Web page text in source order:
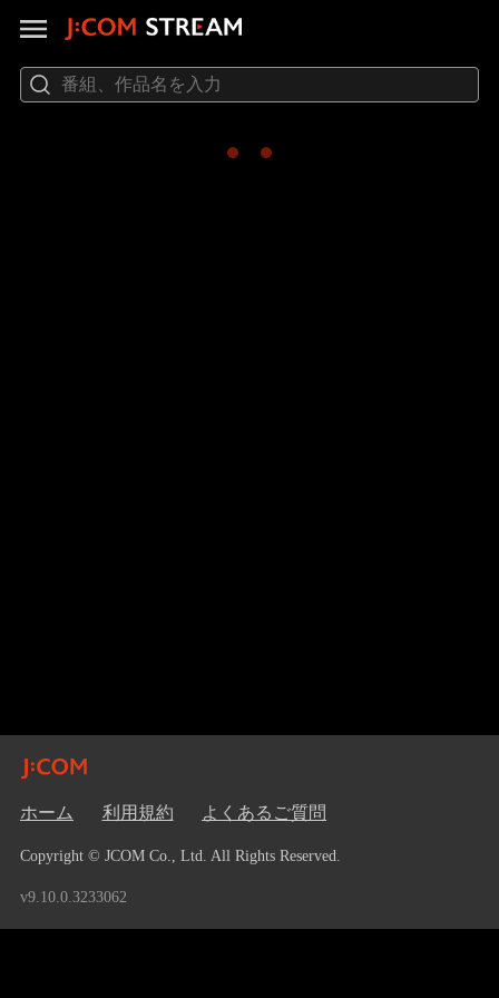
ホーム 利用規約 よくあるご質問
Copyright © JCOM Co., Ltd. All Rights Reserved.
v9.10.0.3233062